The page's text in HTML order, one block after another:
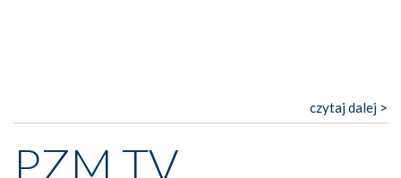
czytaj dalej >
PZM TV